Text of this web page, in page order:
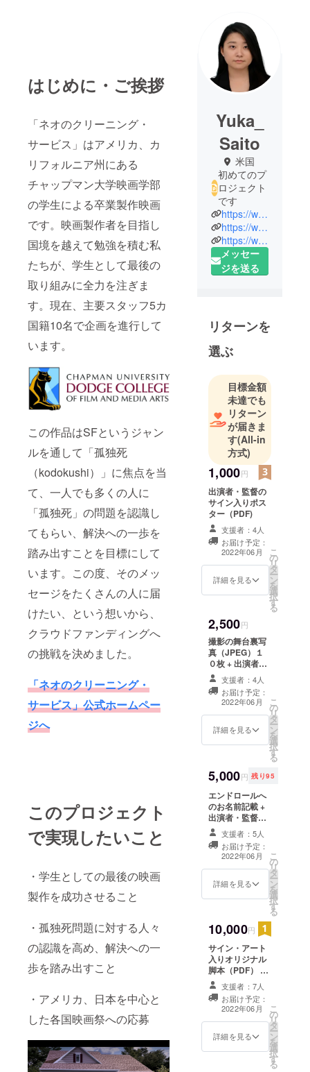
はじめに・ご挨拶
「ネオのクリーニング・
サービス」はアメリカ、カ
リフォルニア州にある
チャップマン大学映画学部
の学生による卒業製作映画
です。映画製作者を目指し
国境を越えて勉強を積む私
たちが、学生として最後の
取り組みに全力を注ぎま
す。現在、主要スタッフ5カ
国籍10名で企画を進行して
います。
この作品はSFというジャン
ルを通して「孤独死
（kodokushi）」に焦点を当
て、一人でも多くの人に
「孤独死」の問題を認識し
てもらい、解決への一歩を
踏み出すことを目標にして
います。この度、そのメッ
セージをたくさんの人に届
けたい、という想いから、
クラウドファンディングへ
の挑戦を決めました。
「ネオのクリーニング・
サービス」公式ホームペー
ジへ
このプロジェクト
で実現したいこと
・学生としての最後の映画
製作を成功させること
・孤独死問題に対する人々
の認識を高め、解決への一
歩を踏み出すこと
・アメリカ、日本を中心と
した各国映画祭への応募
Yuka_
Saito
米国
初めてのプ
ロジェクト
です
https://www.neoscleaningservice.jp/
https://www.youtube.com/watch?v=vkvvqXDRQi0
https://www.imdb.com/name/nm10038263/?ref_=nv_sr_srsg_0
メッセー
ジを送る
リターンを
選ぶ
目標金額
未達でも
リターン
が届きま
す(All-in
方式)
1,000円
出演者・監督の
サイン入りポス
ター（PDF)
支援者：4人
お届け予定：
2022年06月
詳細を見る
こ
の
リ
タ
ー
ン
を
選
択
す
る
2,500円
撮影の舞台裏写
真（JPEG）１
０枚 + 出演者・
監督のサイン入
りポスター
（PDF)
支援者：4人
お届け予定：
2022年06月
詳細を見る
こ
の
リ
タ
ー
ン
を
選
択
す
る
5,000円 残り95
エンドロールへ
のお名前記載 +
出演者・監督の
サイン入りポス
ター（PDF) + 撮
影の舞台裏写真
（JPEG）１０
枚 ※支援時、必
ず備考欄にご希
支援者：5人
お届け予定：
2022年06月
詳細を見る
こ
の
リ
タ
ー
ン
を
選
択
す
る
10,000円
サイン・アート
入りオリジナル
脚本（PDF） +
出演者・監督の
サイン入りポス
ター（PDF) + 撮
影の舞台裏写真
（JPEG）１０
枚 + エンドロー
支援者：7人
お届け予定：
2022年06月
詳細を見る
こ
の
リ
タ
ー
ン
を
選
択
す
る